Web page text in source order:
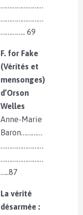
……………………
……………………
………….. 69
F. for Fake
(Vérités et
mensonges)
d’Orson
Welles
Anne-Marie
Baron…………
……………………
……………………
…..87
La vérité
désarmée :